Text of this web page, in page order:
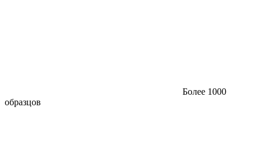
Более 1000
образцов